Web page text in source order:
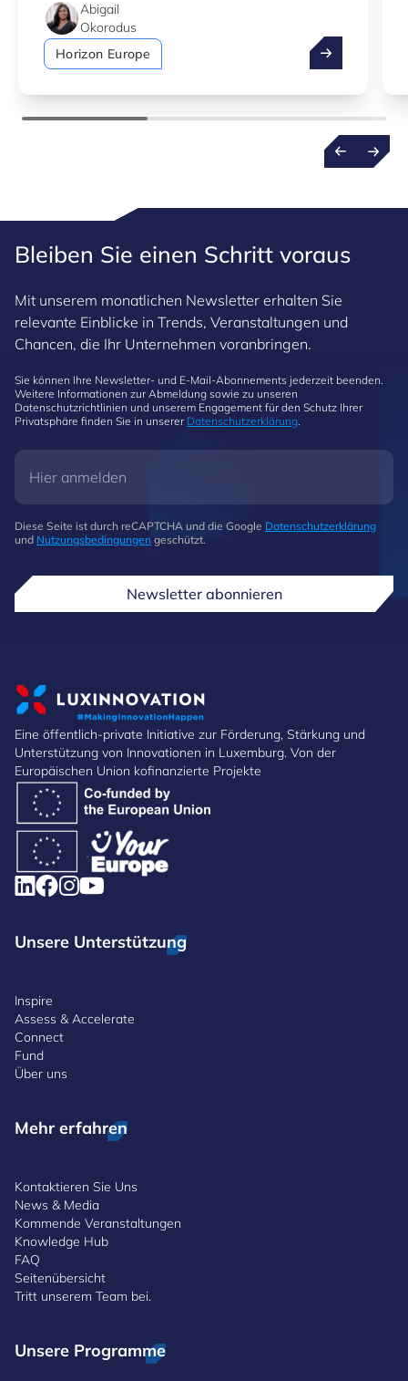
Abigail
Okorodus
Horizon Europe
LIH-
Bleiben Sie einen Schritt voraus
Mit unserem monatlichen Newsletter erhalten Sie
relevante Einblicke in Trends, Veranstaltungen und
Chancen, die Ihr Unternehmen voranbringen.
Sie können Ihre Newsletter- und E-Mail-Abonnements jederzeit beenden.
Weitere Informationen zur Abmeldung sowie zu unseren
Datenschutzrichtlinien und unserem Engagement für den Schutz Ihrer
Privatsphäre finden Sie in unserer Datenschutzerklärung.
Diese Seite ist durch reCAPTCHA und die Google Datenschutzerklärung
und Nutzungsbedingungen geschützt.
Newsletter abonnieren
Eine öffentlich-private Initiative zur Förderung, Stärkung und
Unterstützung von Innovationen in Luxemburg. Von der
Europäischen Union kofinanzierte Projekte
Unsere Unterstützung
Inspire
Assess & Accelerate
Connect
Fund
Über uns
Mehr erfahren
Kontaktieren Sie Uns
News & Media
Kommende Veranstaltungen
Knowledge Hub
FAQ
Seitenübersicht
Tritt unserem Team bei.
Unsere Programme